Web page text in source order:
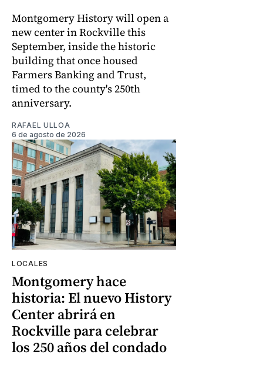
Montgomery History will open a
new center in Rockville this
September, inside the historic
building that once housed
Farmers Banking and Trust,
timed to the county's 250th
anniversary.
RAFAEL ULLOA
6 de agosto de 2026
LOCALES
Montgomery hace
historia: El nuevo History
Center abrirá en
Rockville para celebrar
los 250 años del condado